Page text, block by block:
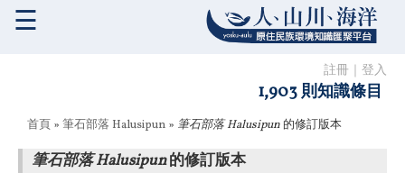
註冊 登入
1,903 則知識條目
☰
您在這裡
首頁 » 筆石部落 Halusipun » 筆石部落 Halusipun的修訂版本
筆石部落 Halusipun的修訂版本